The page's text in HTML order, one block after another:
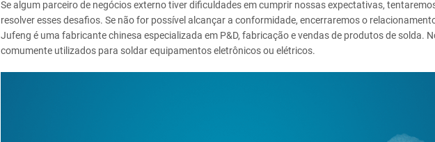
Se algum parceiro de negócios externo tiver dificuldades em cumprir nossas expectativas,
resolver esses desafios. Se não for possível alcançar a conformidade, encerraremos o
Jufeng é uma fabricante chinesa especializada em P&D, fabricação e vendas de produtos de solda.
comumente utilizados para soldar equipamentos eletrônicos ou elétricos.